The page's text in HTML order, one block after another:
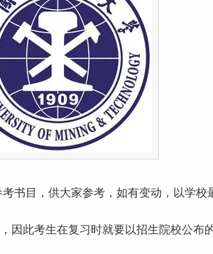
考书目，供大家参考，如有变动，以学校
因此考生在复习时就要以招生院校公布